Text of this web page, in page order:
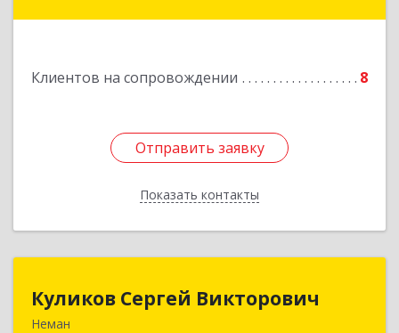
Клиентов на сопровождении 8
Отправить заявку
Показать контакты
Отправить заявку
Назад
Куликов Сергей Викторович
Неман
Куликов Сергей Викторович